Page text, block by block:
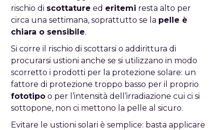
rischio di scottature ed eritemi resta alto per
circa una settimana, soprattutto se la pelle è
chiara o sensibile.
Si corre il rischio di scottarsi o addirittura di
procurarsi ustioni anche se si utilizzano in modo
scorretto i prodotti per la protezione solare: un
fattore di protezione troppo basso per il proprio
fototipo o per l’intensità dell’irradiazione cui ci si
sottopone, non ci mettono la pelle al sicuro.
Evitare le ustioni solari è semplice: basta applicare